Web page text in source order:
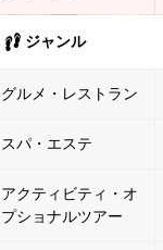
ジャンル
グルメ・レストラン
スパ・エステ
アクティビティ・オ
プショナルツアー